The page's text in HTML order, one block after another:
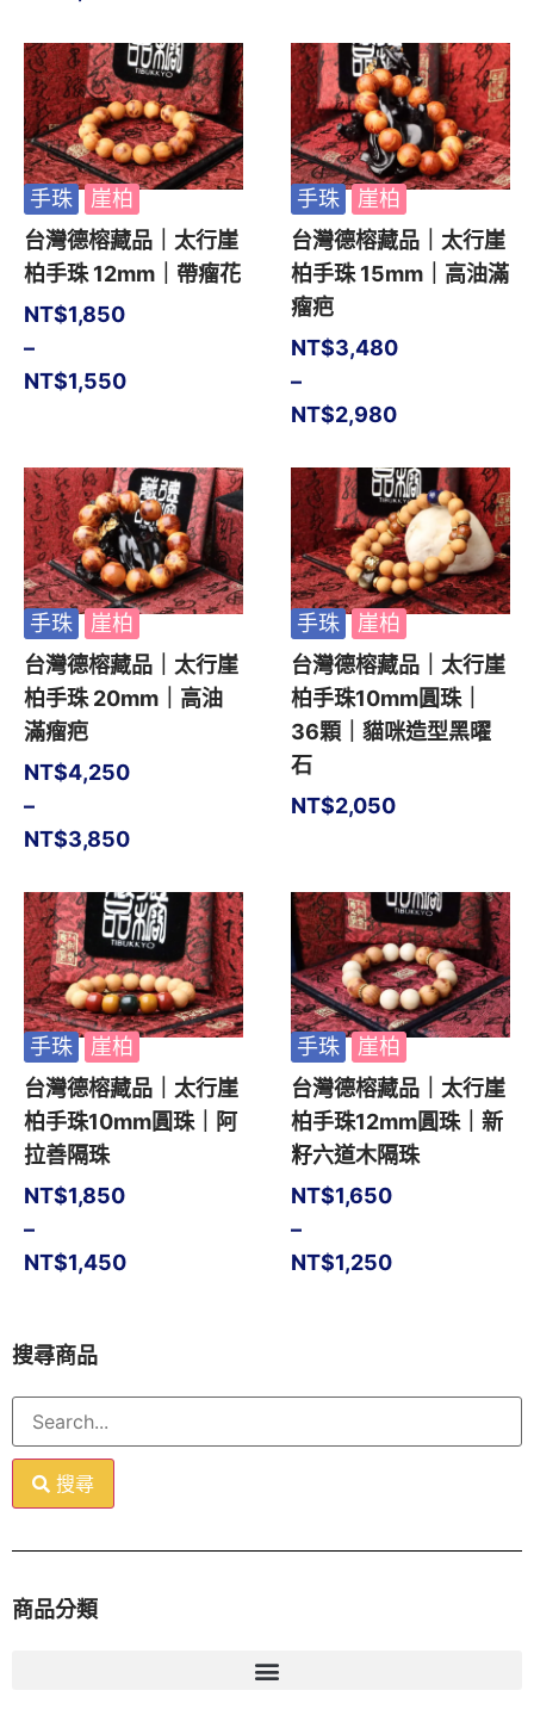
搜尋商品
搜尋
商品分類
手珠
崖柏
台灣德榕藏品｜太行崖
柏手珠 12mm｜帶瘤花
NT$1,550
–
NT$1,850
手珠
崖柏
台灣德榕藏品｜太行崖
柏手珠 15mm｜高油滿
瘤疤
NT$2,980
–
NT$3,480
手珠
崖柏
台灣德榕藏品｜太行崖
柏手珠 20mm｜高油
滿瘤疤
NT$3,850
–
NT$4,250
手珠
崖柏
台灣德榕藏品｜太行崖
柏手珠10mm圓珠｜
36顆｜貓咪造型黑曜
石
NT$2,050
手珠
崖柏
台灣德榕藏品｜太行崖
柏手珠10mm圓珠｜阿
拉善隔珠
NT$1,450
–
NT$1,850
手珠
崖柏
台灣德榕藏品｜太行崖
柏手珠12mm圓珠｜新
籽六道木隔珠
NT$1,250
–
NT$1,650